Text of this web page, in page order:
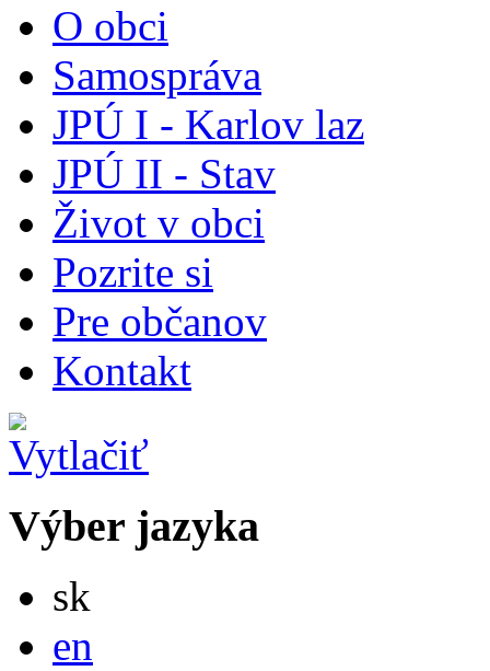
O obci
Samospráva
JPÚ I - Karlov laz
JPÚ II - Stav
Život v obci
Pozrite si
Pre občanov
Kontakt
Výber jazyka
sk
en